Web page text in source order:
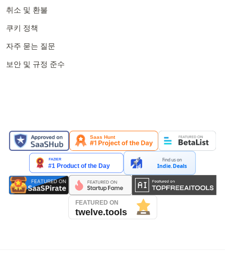
취소 및 환불
쿠키 정책
자주 묻는 질문
보안 및 규정 준수
Find us on
Indie.Deals